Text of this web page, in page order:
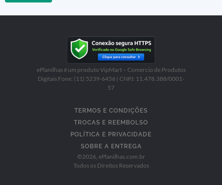
ePlanilhas é um produto VipMart – Comercio de Produtos
Digitais Fone: (11) 5239-6456 | CNPJ: 11.478.388/0001-
57
TERMOS E CONDIÇÕES
TROCAS E REEMBOLSO
POLÍTICA E PRIVACIDADE
SOBRE A ENTREGA
©2026 , ePlanilhas.com.br
Todos os Direitos Reservados